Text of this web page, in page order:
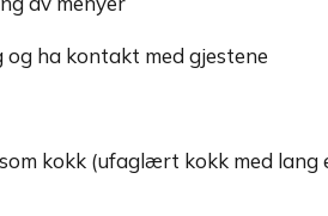
ha kontakt med gjestene
som kokk (ufaglært kokk med